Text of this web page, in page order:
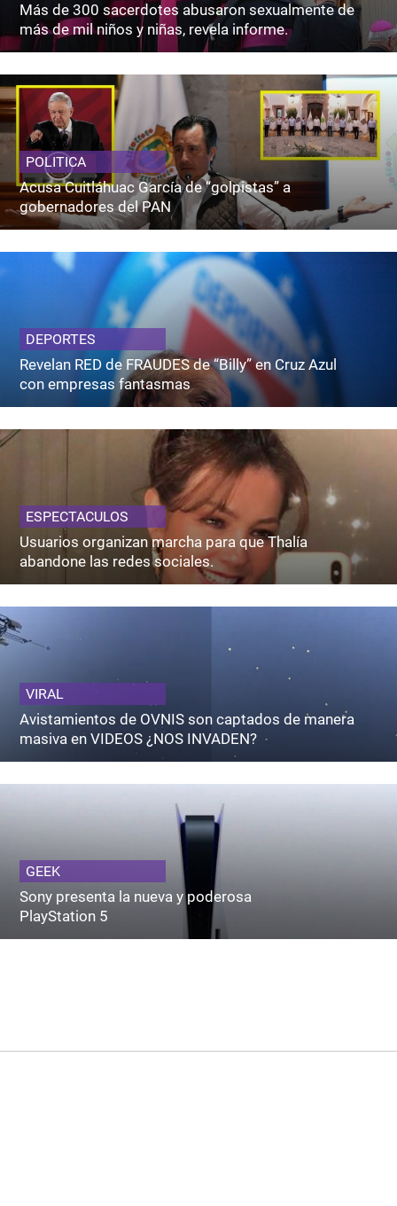
Más de 300 sacerdotes abusaron sexualmente de
más de mil niños y niñas, revela informe.
POLITICA
Acusa Cuitláhuac García de “golpistas” a
gobernadores del PAN
DEPORTES
Revelan RED de FRAUDES de “Billy” en Cruz Azul
con empresas fantasmas
ESPECTACULOS
Usuarios organizan marcha para que Thalía
abandone las redes sociales.
VIRAL
Avistamientos de OVNIS son captados de manera
masiva en VIDEOS ¿NOS INVADEN?
GEEK
Sony presenta la nueva y poderosa
PlayStation 5